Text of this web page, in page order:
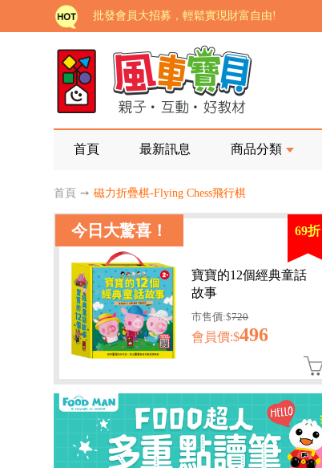
如需更改或重開發票 需在訂單成立三天內通
老師您好!!幼教會員火熱招募中~
海外購物免煩惱！點我查看『海外購物流程說
家長樂了!「風車書版集團暨FOOD超人企業總
批發會員大招募，輕鬆實現財富自由!
海外購物免煩惱！點我查看『海外購物流程說
首頁 最新訊息 商品分類
首頁 ➙ 磁力折疊棋-Flying Chess飛行棋
今日大驚喜！ 69折
寶寶的12個經典童話
故事
市售價:$720
會員價:$496